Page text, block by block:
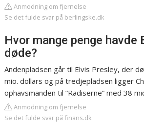
Anmodning om fjernelse
Se det fulde svar på berlingske.dk
Hvor mange penge havde
døde?
Andenpladsen går til Elvis Presley, der
mio. dollars og på tredjepladsen ligger
ophavsmanden til ”Radiserne” med 38
Anmodning om fjernelse
Se det fulde svar på finans.dk